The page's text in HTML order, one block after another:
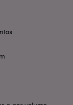
login
não